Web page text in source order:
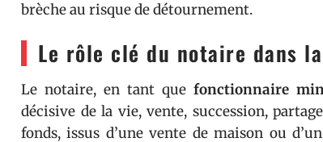
brèche au risque de détournement.
Le rôle clé du notaire dans
Le notaire, en tant que fonctionnaire
décisive de la vie, vente, succession,
fonds, issus d’une vente de maison ou